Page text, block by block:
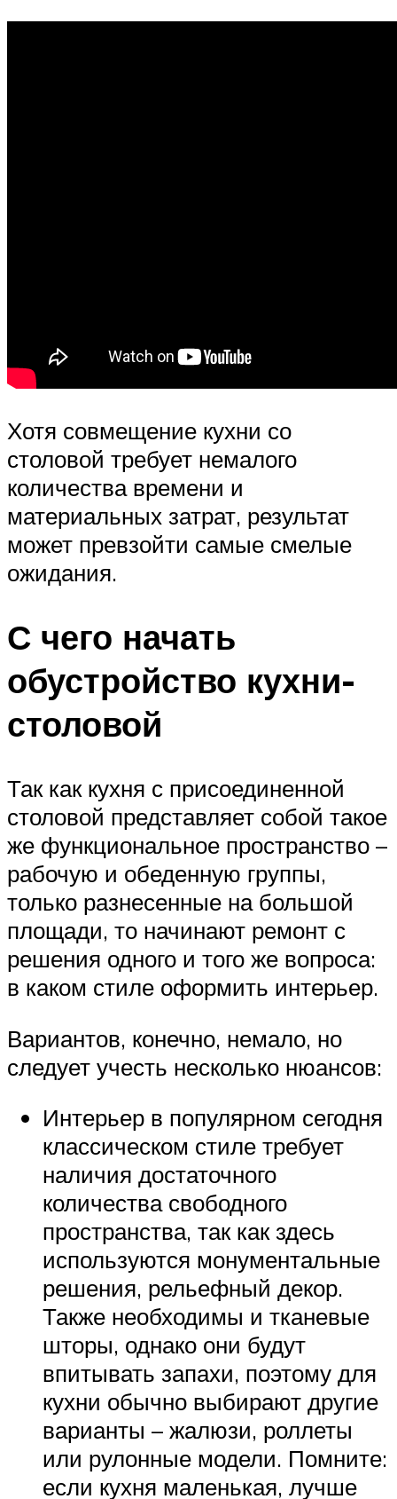
Хотя совмещение кухни со
столовой требует немалого
количества времени и
материальных затрат, результат
может превзойти самые смелые
ожидания.
С чего начать
обустройство кухни-
столовой
Так как кухня с присоединенной
столовой представляет собой такое
же функциональное пространство –
рабочую и обеденную группы,
только разнесенные на большой
площади, то начинают ремонт с
решения одного и того же вопроса:
в каком стиле оформить интерьер.
Вариантов, конечно, немало, но
следует учесть несколько нюансов:
Интерьер в популярном сегодня
классическом стиле требует
наличия достаточного
количества свободного
пространства, так как здесь
используются монументальные
решения, рельефный декор.
Также необходимы и тканевые
шторы, однако они будут
впитывать запахи, поэтому для
кухни обычно выбирают другие
варианты – жалюзи, роллеты
или рулонные модели. Помните:
если кухня маленькая, лучше